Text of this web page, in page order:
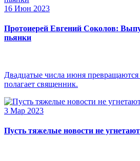
16 Июн 2023
Протоиерей Евгений Соколов:
пьянки
Двадцатые числа июня
полагает священник.
3 Мар 2023
Пусть тяжелые новости не угнетают